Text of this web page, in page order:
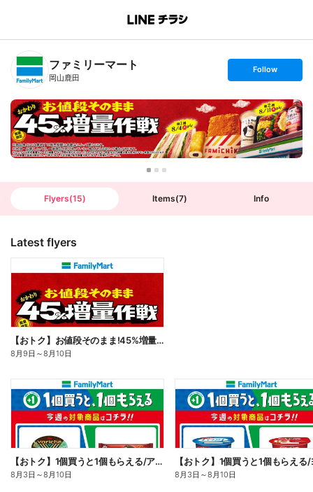
B
n
T
ファミリーマート
岡山鹿田
s
t
o
l
l
o
w
Follow
Flyers(15) Items(7) Info
Latest flyers
【おトク】お値段そのまま!45%増量作戦!
8月9日 ～8月10日
【おトク】1個買うと1個もらえる/アイス
8月3日 ～8月10日 8月3日 ～8月10日